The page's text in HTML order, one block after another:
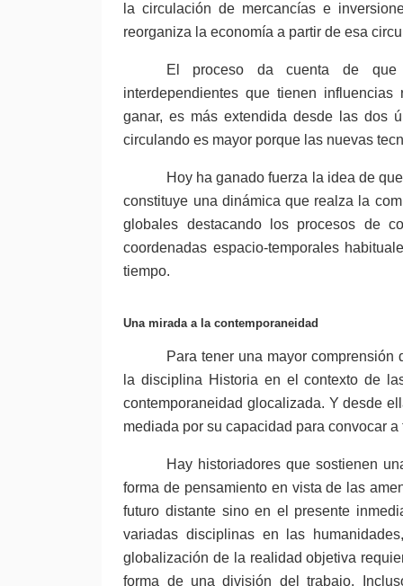
la circulación de mercancías e
reorganiza la economía a partir de esa
El proceso da cuenta de que
interdependientes que tienen
ganar, es más extendida desde las dos
circulando es mayor porque las nuevas
Hoy ha ganado fuerza la idea de
constituye una dinámica que realza la
globales destacando los procesos de
coordenadas espacio-temporales
tiempo.
Una mirada a la contemporaneidad
Para tener una mayor
la disciplina Historia en el contexto de
contemporaneidad glocalizada. Y desde
mediada por su capacidad para convocar
Hay historiadores que sostienen
forma de pensamiento en vista de las
futuro distante sino en el presente
variadas disciplinas en las
globalización de la realidad objetiva
forma de una división del trabajo.